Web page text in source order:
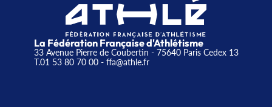
La Fédération Française d'Athlétisme
33 Avenue Pierre de Coubertin - 75640 Paris Cedex 13
T.01 53 80 70 00- ffa@athle.fr